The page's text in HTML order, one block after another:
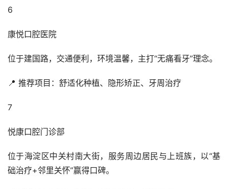
6
康悦口腔医院
位于建国路，交通便利，环境温馨，主打“无痛看牙”理念。
📍 推荐项目：舒适化种植、隐形矫正、牙周治疗
7
悦康口腔门诊部
位于海淀区中关村南大街，服务周边居民与上班族，以“基
础治疗+邻里关怀”赢得口碑。